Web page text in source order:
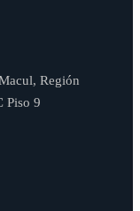
Región
Piso 9